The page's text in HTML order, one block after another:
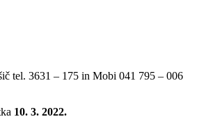
tel. 3631 – 175 in Mobi 041 795 – 006
10. 3. 2022.